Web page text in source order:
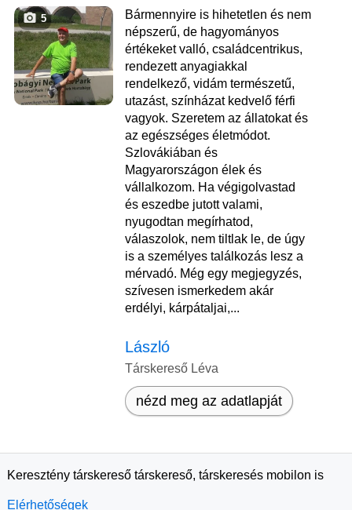
5
Bármennyire is hihetetlen és nem
népszerű, de hagyományos
értékeket valló, családcentrikus,
rendezett anyagiakkal
rendelkező, vidám természetű,
utazást, színházat kedvelő férfi
vagyok. Szeretem az állatokat és
az egészséges életmódot.
Szlovákiában és
Magyarországon élek és
vállalkozom. Ha végigolvastad
és eszedbe jutott valami,
nyugodtan megírhatod,
válaszolok, nem tiltlak le, de úgy
is a személyes találkozás lesz a
mérvadó. Még egy megjegyzés,
szívesen ismerkedem akár
erdélyi, kárpátaljai,...
László
Társkereső Léva
nézd meg az adatlapját
Keresztény társkereső társkereső, társkeresés mobilon is
Elérhetőségek